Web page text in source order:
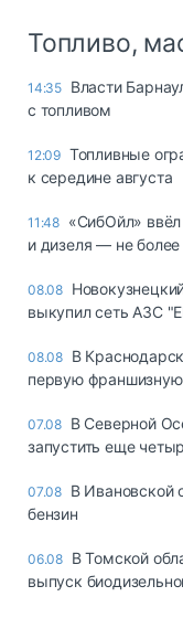
Топливо,
14:35 Власти
с топливом
12:09 Топливные
к середине августа
11:48 «СибОйл»
и дизеля — не
08.08
выкупил сеть АЗС
08.08 В
первую
07.08 В Северной
запустить еще
07.08 В Ивановской
бензин
06.08 В Томской
выпуск